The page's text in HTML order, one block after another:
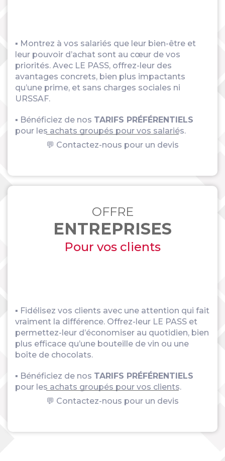
▪ Montrez à vos salariés que leur bien-être et
leur pouvoir d’achat sont au cœur de vos
priorités. Avec LE PASS, offrez-leur des
avantages concrets, bien plus impactants
qu’une prime, et sans charges sociales ni
URSSAF.
▪ Bénéficiez de nos TARIFS PRÉFÉRENTIELS
pour les achats groupés pour vos salariés.
💬 Contactez-nous pour un devis
OFFRE
ENTREPRISES
Pour vos clients
▪ Fidélisez vos clients avec une attention qui fait
vraiment la différence. Offrez-leur LE PASS et
permettez-leur d’économiser au quotidien, bien
plus efficace qu’une bouteille de vin ou une
boîte de chocolats.
▪ Bénéficiez de nos TARIFS PRÉFÉRENTIELS
pour les achats groupés pour vos clients.
💬 Contactez-nous pour un devis